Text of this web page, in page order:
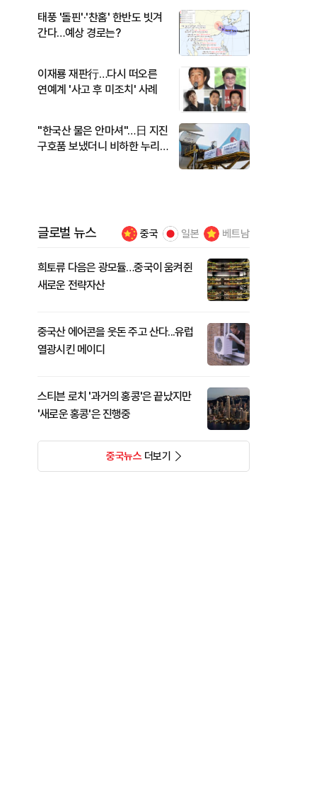
태풍 '돌핀'·'찬홈' 한반도 빗겨
간다…예상 경로는?
이재룡 재판行…다시 떠오른
연예계 '사고 후 미조치' 사례
"한국산 물은 안마셔"…日 지진
구호품 보냈더니 비하한 누리
글로벌 뉴스 중국 일본 베트남
희토류 다음은 광모듈…중국이 움켜쥔
새로운 전략자산
중국산 에어콘을 웃돈 주고 산다...유럽
열광시킨 메이디
스티븐 로치 '과거의 홍콩'은 끝났지만
'새로운 홍콩'은 진행중
중국뉴스더보기